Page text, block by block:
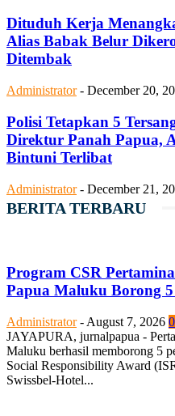
Dituduh Kerja
Alias Babak Belur
Ditembak
Administrator - December 20,
Polisi Tetapkan 5
Direktur Panah Papua,
Bintuni Terlibat
Administrator - December 21,
BERITA TERBARU
Program CSR
Papua Maluku Borong
Administrator - August 7, 2026 0
JAYAPURA, jurnalpapua -
Maluku berhasil memborong 5
Social Responsibility Award
Swissbel-Hotel...